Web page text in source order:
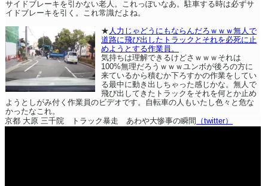
サイドブレーキを引かない老人。これっぽいなあ。駐車する時は必ずサ
イドブレーキを引く。これ常識だよね。
★ 人力じゃどうにもならんだろｗｗｗ無人で
道路に飛び出したトラックとそれを必死に止
めようとする作業員。
気持ちは理解できるけどさｗｗｗそれは
100%無理だろうｗｗｗユンボが後ろの方に
来ているから積むか下ろすかの作業をしてい
る最中に動き出しちゃった感じかな。無人で
飛び出してきたトラックをそれを何とか止め
ようとしがみ付く作業員のビデオです。自転車の人もいたし色々と危な
かったなこれ。
京都 大原 三千院 トラック暴走 あわや大惨事の瞬間
（twitter）